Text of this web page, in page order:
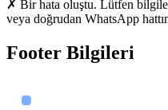
✗ Bir hata oluştu. Lütfen
veya doğrudan WhatsApp
Footer Bilgileri